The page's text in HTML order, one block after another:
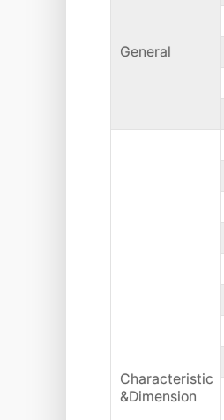
General
Characteristic
&Dimension